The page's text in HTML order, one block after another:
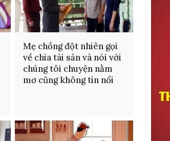
Mẹ chồng đột nhiên gọi
về chia tài sản và nói với
chúng tôi chuyện nằm
mơ cũng không tin nổi